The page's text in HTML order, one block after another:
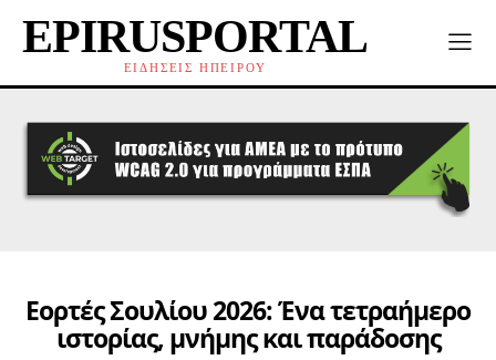
EPIRUSPORTAL
ΕΙΔΗΣΕΙΣ ΗΠΕΙΡΟΥ
Εορτές Σουλίου 2026: Ένα τετραήμερο
ιστορίας, μνήμης και παράδοσης